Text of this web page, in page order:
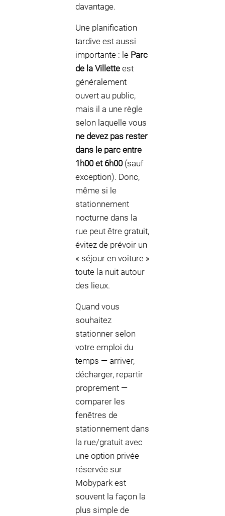
davantage.
Une planification
tardive est aussi
importante : le Parc
de la Villette est
généralement
ouvert au public,
mais il a une règle
selon laquelle vous
ne devez pas rester
dans le parc entre
1h00 et 6h00(sauf
exception). Donc,
même si le
stationnement
nocturne dans la
rue peut être gratuit,
évitez de prévoir un
« séjour en voiture »
toute la nuit autour
des lieux.
Quand vous
souhaitez
stationner selon
votre emploi du
temps — arriver,
décharger, repartir
proprement —
comparer les
fenêtres de
stationnement dans
la rue/gratuit avec
une option privée
réservée sur
Mobypark est
souvent la façon la
plus simple de